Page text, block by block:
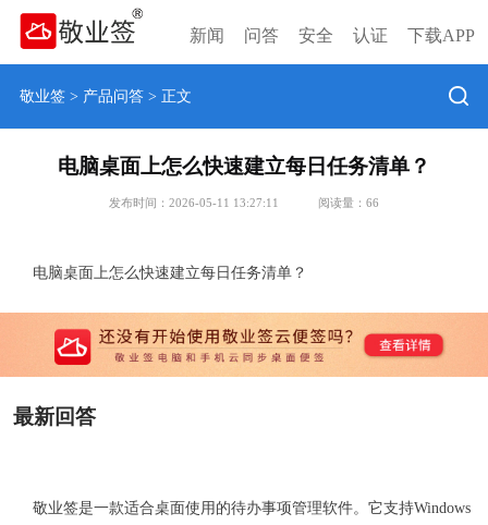
新闻 问答 安全 认证 下载APP
敬业签> 产品问答> 正文
电脑桌面上怎么快速建立每日任务清单？
发布时间：2026-05-11 13:27:11 阅读量： 66
电脑桌面上怎么快速建立每日任务清单？
最新回答
敬业签是一款适合桌面使用的待办事项管理软件。它支持Windows